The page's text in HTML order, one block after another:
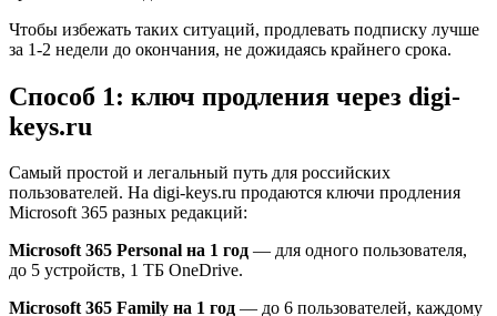
Чтобы избежать таких ситуаций, продлевать подписку лучше
за 1-2 недели до окончания, не дожидаясь крайнего срока.
Способ 1: ключ продления через digi-
keys.ru
Самый простой и легальный путь для российских
пользователей. На digi-keys.ru продаются ключи продления
Microsoft 365 разных редакций:
Microsoft 365 Personal на 1 год — для одного пользователя,
до 5 устройств, 1 ТБ OneDrive.
Microsoft 365 Family на 1 год — до 6 пользователей, каждому